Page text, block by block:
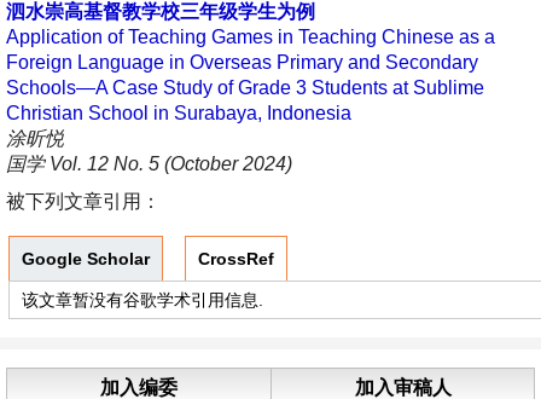
泗水崇高基督教学校三年级学生为例
Application of Teaching Games in Teaching Chinese as a
Foreign Language in Overseas Primary and Secondary
Schools—A Case Study of Grade 3 Students at Sublime
Christian School in Surabaya, Indonesia
涂昕悦
国学 Vol. 12 No. 5 (October 2024)
被下列文章引用：
Google Scholar CrossRef
该文章暂没有谷歌学术引用信息.
加入编委 加入审稿人